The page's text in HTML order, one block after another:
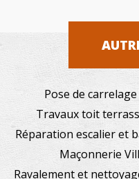
Pose de
Travaux toit
Réparation escalier et
Maçonnerie
Ravalement et